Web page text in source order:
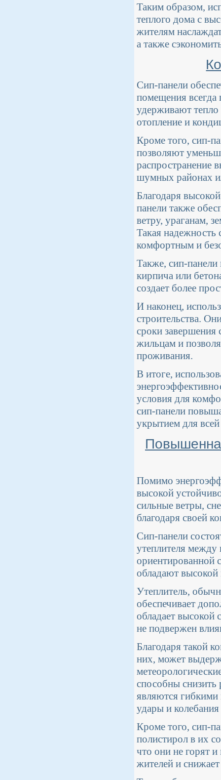
Таким образом,
теплого дома с
жителям
а также
Сип-панели
помещения
удерживают тепло
отопление и
Кроме того, сип-
позволяют
распространение
шумных районах
Благодаря
панели также
ветру, ураганам,
Такая надежность
комфортным и
Также, сип-
кирпича или
создает более
И наконец,
строительства.
сроки завершения
жильцам и
проживания.
В итоге,
условия для
сип-панели
укрытием для
Помимо
высокой
сильные ветры,
благодаря своей
Сип-панели
утеплителя
ориентированной
обладают
Утеплитель,
обеспечивает
обладает высокой
не подвержен
Благодаря такой
них, может
способны снизить
являются гибкими
удары и
Кроме того, сип-
полистирол в их
что они не горят
жителей и